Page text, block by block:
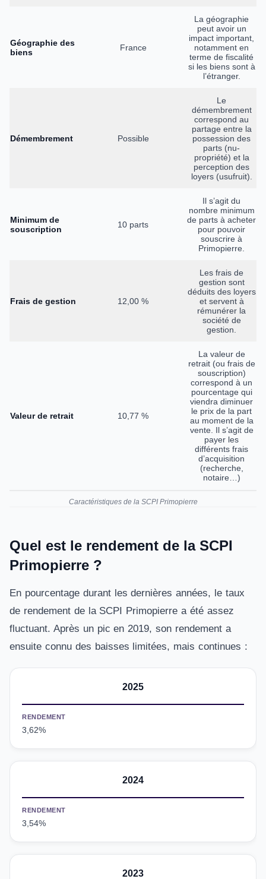
Géographie des
biens
France
La géographie
peut avoir un
impact important,
notamment en
terme de fiscalité
si les biens sont à
l’étranger.
Démembrement Possible
Le
démembrement
correspond au
partage entre la
possession des
parts (nu-
propriété) et la
perception des
loyers (usufruit).
Minimum de
souscription
10 parts
Il s’agit du
nombre minimum
de parts à acheter
pour pouvoir
souscrire à
Primopierre.
Frais de gestion 12,00 %
Les frais de
gestion sont
déduits des loyers
et servent à
rémunérer la
société de
gestion.
Valeur de retrait 10,77 %
La valeur de
retrait (ou frais de
souscription)
correspond à un
pourcentage qui
viendra diminuer
le prix de la part
au moment de la
vente. Il s’agit de
payer les
différents frais
d’acquisition
(recherche,
notaire…)
Caractéristiques de la SCPI Primopierre
Quel est le rendement de la SCPI
Primopierre ?
En pourcentage durant les dernières années, le taux
de rendement de la SCPI Primopierre a été assez
fluctuant. Après un pic en 2019, son rendement a
ensuite connu des baisses limitées, mais continues :
2025
RENDEMENT
3,62%
2024
RENDEMENT
3,54%
2023